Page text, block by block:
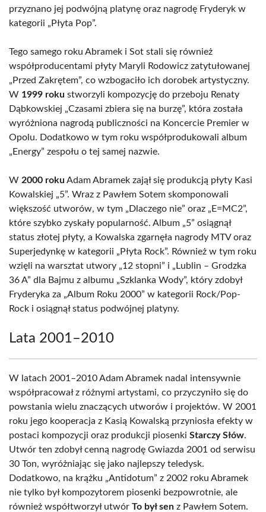
przyznano jej podwójną platynę oraz nagrodę Fryderyk w
kategorii „Płyta Pop”.
Tego samego roku Abramek i Sot stali się również
współproducentami płyty Maryli Rodowicz zatytułowanej
„Przed Zakrętem”, co wzbogaciło ich dorobek artystyczny.
W 1999 roku stworzyli kompozycję do przeboju Renaty
Dąbkowskiej „Czasami zbiera się na burzę”, która została
wyróżniona nagrodą publiczności na Koncercie Premier w
Opolu. Dodatkowo w tym roku współprodukowali album
„Energy” zespołu o tej samej nazwie.
W 2000 roku Adam Abramek zajął się produkcją płyty Kasi
Kowalskiej „5”. Wraz z Pawłem Sotem skomponowali
większość utworów, w tym „Dlaczego nie” oraz „E=MC2”,
które szybko zyskały popularność. Album „5” osiągnął
status złotej płyty, a Kowalska zgarnęła nagrody MTV oraz
Superjedynkę w kategorii „Płyta Rock”. Również w tym roku
wzięli na warsztat utwory „12 stopni” i „Lublin – Grodzka
36 A” dla Bajmu z albumu „Szklanka Wody”, który zdobył
Fryderyka za „Album Roku 2000” w kategorii Rock/Pop-
Rock i osiągnął status podwójnej platyny.
Lata 2001–2010
W latach 2001–2010 Adam Abramek nadal intensywnie
współpracował z różnymi artystami, co przyczyniło się do
powstania wielu znaczących utworów i projektów. W 2001
roku jego kooperacja z Kasią Kowalską przyniosła efekty w
postaci kompozycji oraz produkcji piosenki Starczy Słów.
Utwór ten zdobył cenną nagrodę Gwiazda 2001 od serwisu
30 Ton, wyróżniając się jako najlepszy teledysk.
Dodatkowo, na krążku „Antidotum” z 2002 roku Abramek
nie tylko był kompozytorem piosenki bezpowrotnie, ale
również współtworzył utwór To był sen z Pawłem Sotem.